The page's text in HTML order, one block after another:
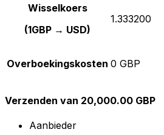
Wisselkoers
(1GBP → USD)
1.333200
Overboekingskosten 0 GBP
Verzenden van 20,000.00 GBP
Aanbieder